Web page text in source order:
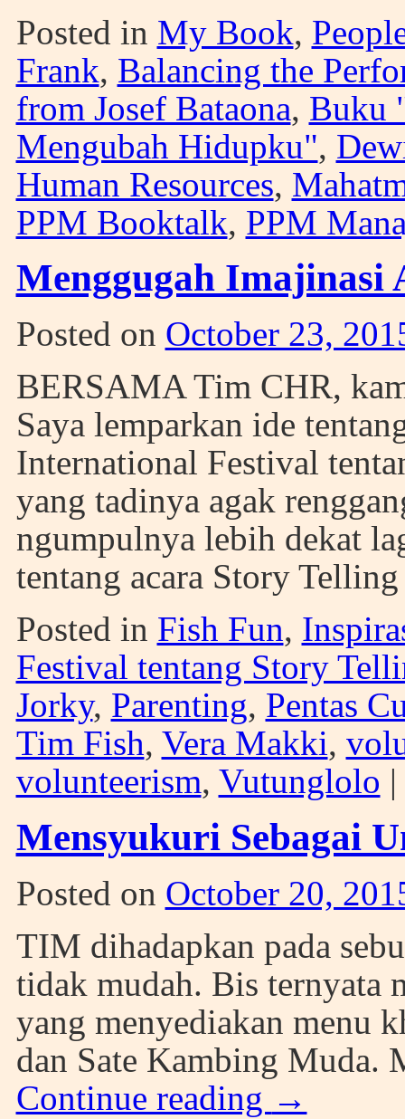
Posted in My Book,
Frank, Balancing the
from Josef Bataona, Buku
Mengubah Hidupku",
Human Resources,
PPM Booktalk, PPM
Menggugah Imajinasi
Posted on October 23,
BERSAMA Tim CHR,
Saya lemparkan ide
International Festival
yang tadinya agak
ngumpulnya lebih dekat
tentang acara Story
Posted in Fish Fun,
Festival tentang Story
Jorky, Parenting, Pentas
Tim Fish, Vera Makki,
volunteerism, Vutunglolo |
Mensyukuri Sebagai
Posted on October 20,
TIM dihadapkan pada
tidak mudah. Bis ternyata
yang menyediakan menu
dan Sate Kambing Muda.
Continue reading →